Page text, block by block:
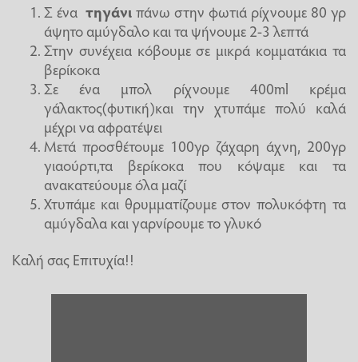
Σ ένα τηγάνιπάνω στην φωτιά ρίχνουμε 80 γρ
άψητο αμύγδαλο και τα ψήνουμε 2-3 λεπτά
Στην συνέχεια κόβουμε σε μικρά κομματάκια τα
βερίκοκα
Σε ένα μπολ ρίχνουμε 400ml κρέμα
γάλακτος(φυτική)και την χτυπάμε πολύ καλά
μέχρι να αφρατέψει
Μετά προσθέτουμε 100γρ ζάχαρη άχνη, 200γρ
γιαούρτι,τα βερίκοκα που κόψαμε και τα
ανακατεύουμε όλα μαζί
Χτυπάμε και θρυμματίζουμε στον πολυκόφτη τα
αμύγδαλα και γαρνίρουμε το γλυκό
Καλή σας Επιτυχία!!